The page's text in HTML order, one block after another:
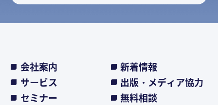
会社案内
新着情報
サービス
出版・メディア協力
セミナー
無料相談